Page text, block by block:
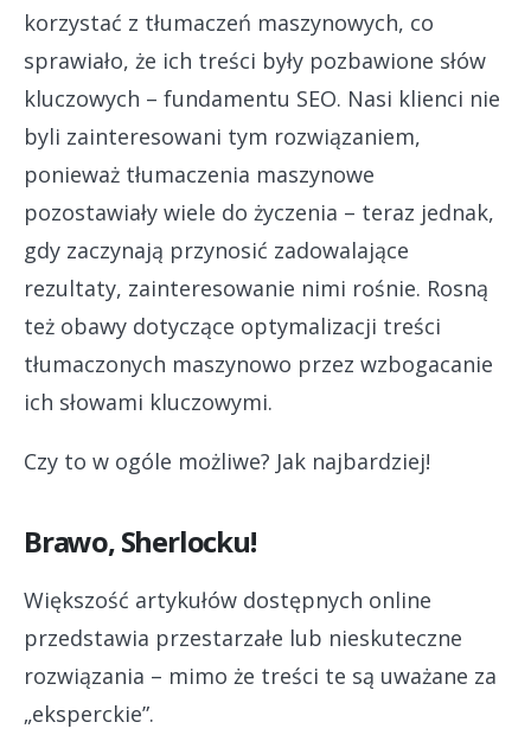
korzystać z tłumaczeń maszynowych, co
sprawiało, że ich treści były pozbawione słów
kluczowych – fundamentu SEO. Nasi klienci nie
byli zainteresowani tym rozwiązaniem,
ponieważ tłumaczenia maszynowe
pozostawiały wiele do życzenia – teraz jednak,
gdy zaczynają przynosić zadowalające
rezultaty, zainteresowanie nimi rośnie. Rosną
też obawy dotyczące optymalizacji treści
tłumaczonych maszynowo przez wzbogacanie
ich słowami kluczowymi.
Czy to w ogóle możliwe? Jak najbardziej!
Brawo, Sherlocku!
Większość artykułów dostępnych online
przedstawia przestarzałe lub nieskuteczne
rozwiązania – mimo że treści te są uważane za
„eksperckie”.